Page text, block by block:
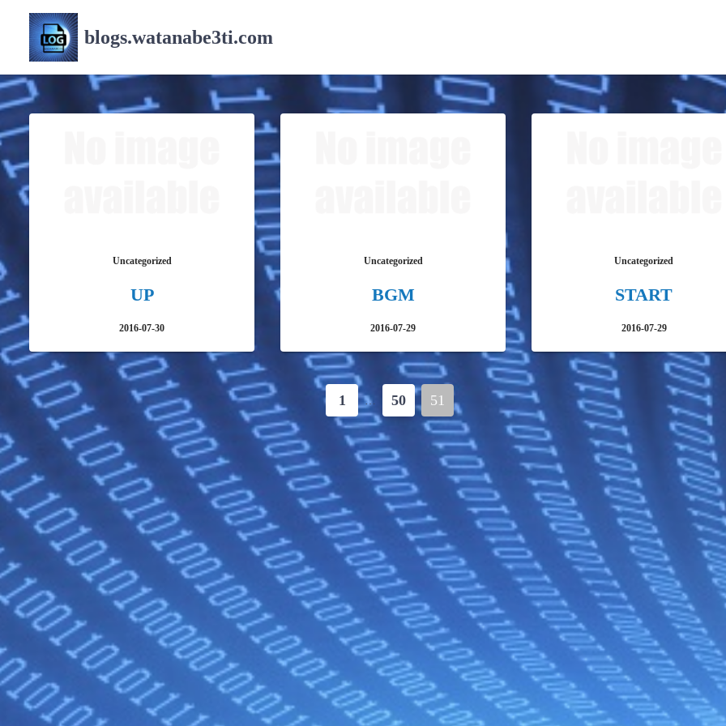
ツ
へ
キ
ッ
プ
blogs.watanabe3ti.com
Uncategorized
UP
2016-07-30
Uncategorized
BGM
2016-07-29
Uncategorized
START
2016-07-29
投
稿
ナ
ビ
ゲ
シ
ョ
ン
1 … 50 51